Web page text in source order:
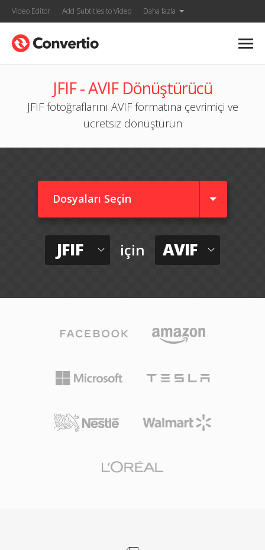
Video Editor Add Subtitles to Video Daha fazla
JFIF - AVIF Dönüştürücü
JFIF fotoğraflarını AVIF formatına çevrimiçi ve
ücretsiz dönüştürün
Dosyaları Seçin
JFIF için AVIF